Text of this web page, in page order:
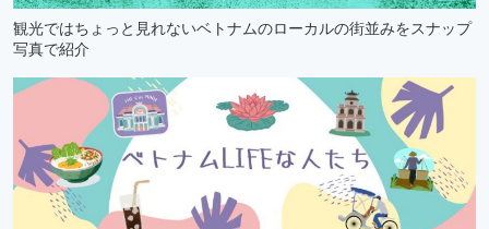
観光ではちょっと見れないベトナムのローカルの街並みをスナップ
写真で紹介